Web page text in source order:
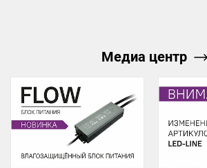
Медиа центр